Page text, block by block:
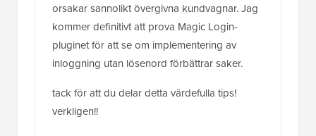
orsakar sannolikt övergivna kundvagnar. Jag
kommer definitivt att prova Magic Login-
pluginet för att se om implementering av
inloggning utan lösenord förbättrar saker.
tack för att du delar detta värdefulla tips!
verkligen!!